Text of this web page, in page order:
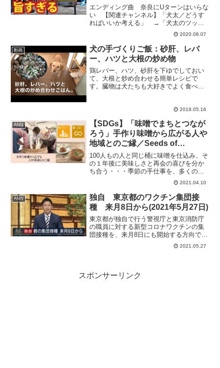
（2019/09/25アップ分）
エンディング曲 奈良にUターンはいらな
い 【関連チャンネル】「犬太／どうす
ればいいか考える」 →「犬太のツッコ
ミゲーム実況」 → 「犬太の窮状脱却
チャンネル」 → 問題ある場合、削除
依頼等は、メールよりお願いします
→nextstage_1...
2020.08.07
動画
犬の手づくりご飯：砂肝、レバ
ー、ハツと大根の炒め物
鶏レバー、ハツ、砂肝を下ゆでしておい
て、大根と炒め合わせる簡単レシピで
す。臓物は犬たちも大好きでよく食べて
います。購読は無料です。ご購読はこち
らから。「メルマガ ぐり通...
2018.05.16
ANN
【SDGs】「味噌でまちとつなが
ろう」手作り味噌から広がる人や
地域とのご縁／Seeds of
happiness（2021/4/10）
100人もの人と同じ桶に味噌を仕込み、そ
の１年後に美味しさと再会の喜びを分か
ち合う・・・季節の手仕事を、多くの人
と楽しみたいという料理家のみつはしあ
やこさんの願いから始まった味噌作り。
性別や世代を超えて集まるのはご近所さ
ん。味噌の材料は、地...
2021.04.10
ANN
独自 東京都のワクチン集団接
種 来月8日から(2021年5月27日)
東京都が独自で行う警視庁と東京消防庁
の職員に対する新型コロナワクチンの集
団接種を、来月8日にも開始する方向で調
整していることが関係者への取材で分か
りました。一日に接種する人数は5000人
2021.05.27
スポンサーリンク